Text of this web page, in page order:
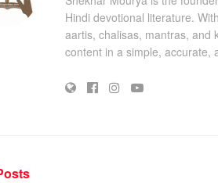
Hindi devotional literature.
aartis, chalisas, mantras, and
content in a simple, accurate,